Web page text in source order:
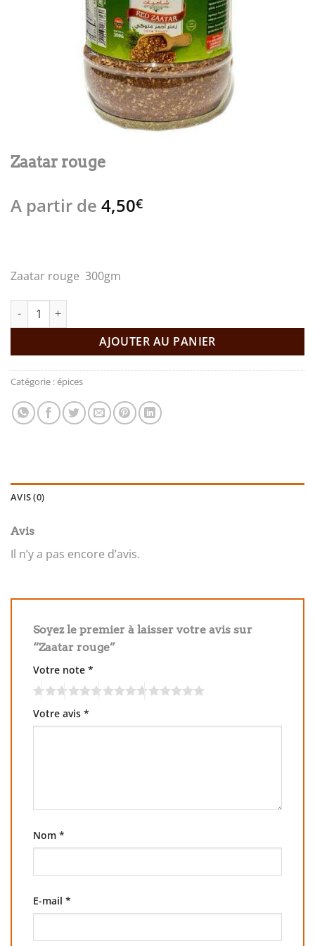
Zaatar rouge
A partir de 4,50€
Zaatar rouge 300gm
quantité de Zaatar rouge
AJOUTER AU PANIER
Catégorie :épices
AVIS (0)
Avis
Il n’y a pas encore d’avis.
Soyez le premier à laisser votre avis sur
“Zaatar rouge”
Votre note *
Votre avis *
Nom *
E-mail *